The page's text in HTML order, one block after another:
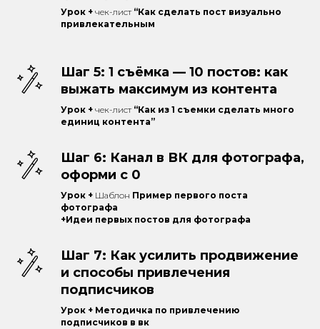
Урок + чек-лист“Как сделать пост визуально
привлекательным
Шаг 5: 1 съёмка — 10 постов: как
выжать максимум из контента
Урок + чек-лист“Как из 1 съемки сделать много
единиц контента”
Шаг 6: Канал в ВК для фотографа,
оформи с 0
Урок + Шаблон Пример первого поста
фотографа
+Идеи первых постов для фотографа
Шаг 7: Как усилить продвижение
и способы привлечения
подписчиков
Урок + Методичка по привлечению
подписчиков в вк